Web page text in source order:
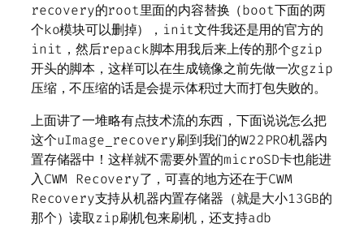
recovery的root里面的内容替换（boot下面的两
个ko模块可以删掉），init文件我还是用的官方的
init，然后repack脚本用我后来上传的那个gzip
开头的脚本，这样可以在生成镜像之前先做一次gzip
压缩，不压缩的话是会提示体积过大而打包失败的。
上面讲了一堆略有点技术流的东西，下面说说怎么把
这个uImage_recovery刷到我们的W22PRO机器内
置存储器中！这样就不需要外置的microSD卡也能进
入CWM Recovery了，可喜的地方还在于CWM
Recovery支持从机器内置存储器（就是大小13GB的
那个）读取zip刷机包来刷机，还支持adb